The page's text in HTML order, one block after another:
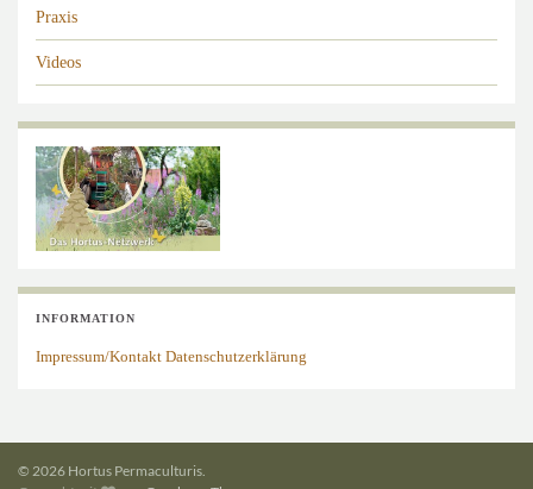
Praxis
Videos
INFORMATION
Impressum/Kontakt Datenschutzerklärung
© 2026 Hortus Permaculturis.